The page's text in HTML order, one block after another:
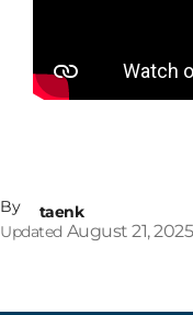
By
taenk
Updated August 21, 2025